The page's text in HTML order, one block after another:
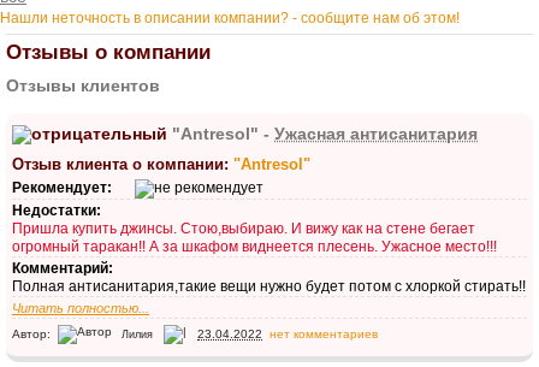
Нашли неточность в описании компании? - сообщите нам об этом!
Отзывы о компании
Отзывы клиентов
"Antresol" - Ужасная антисанитария
Отзыв клиента о компании: "Antresol"
Рекомендует:
Недостатки:
Пришла купить джинсы. Стою,выбираю. И вижу как на стене бегает
огромный таракан!! А за шкафом виднеется плесень. Ужасное место!!!
Комментарий:
Полная антисанитария,такие вещи нужно будет потом с хлоркой стирать!!
Читать полностью...
Автор: Лилия 23.04.2022 нет комментариев